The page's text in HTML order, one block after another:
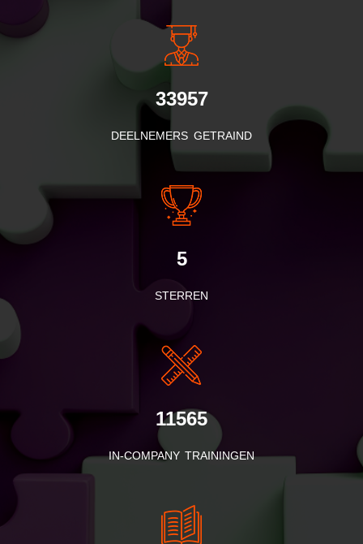
33957
DEELNEMERS GETRAIND
5
STERREN
11565
IN-COMPANY TRAININGEN